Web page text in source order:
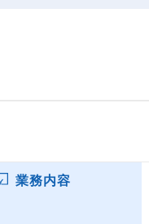
業務内容